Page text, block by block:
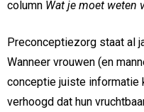
column Wat je moet weten
Preconceptiezorg staat al
Wanneer vrouwen (en
conceptie juiste informatie
verhoogd dat hun